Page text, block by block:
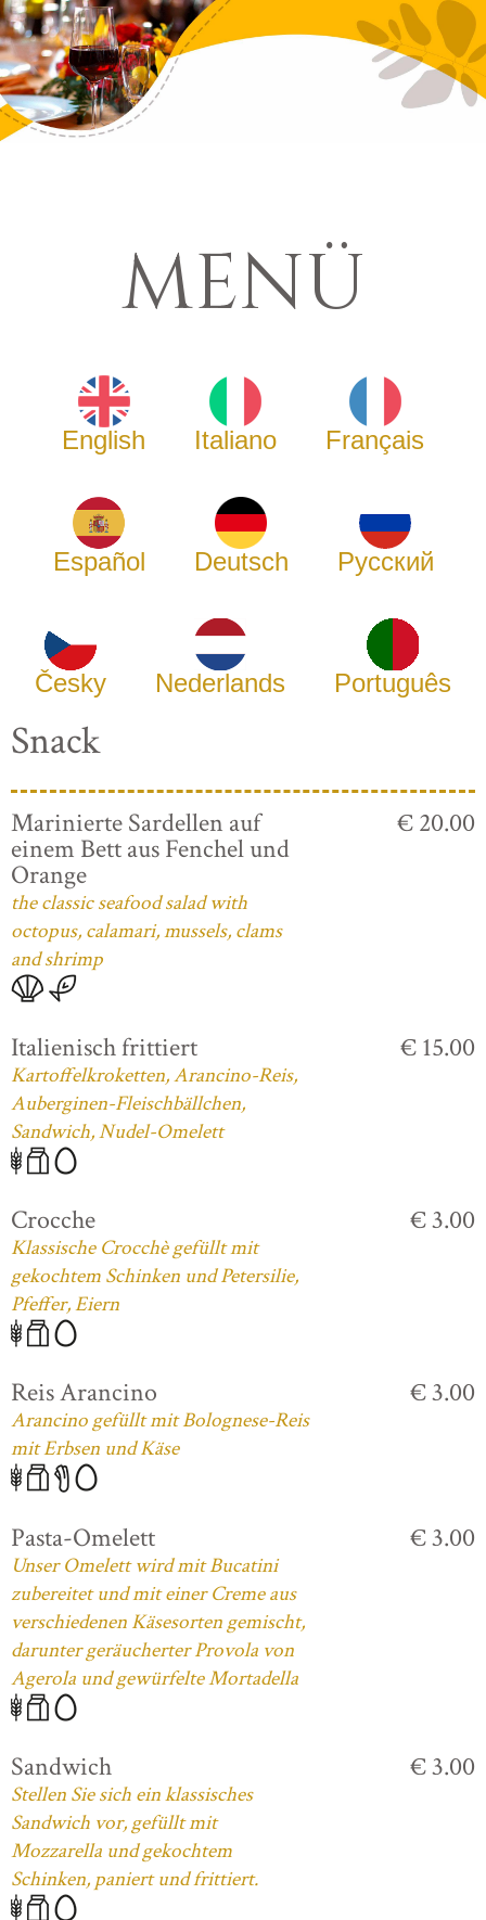
MENÜ
English Italiano Français
Español Deutsch Русский
Česky Nederlands Português
Snack
Marinierte Sardellen auf
einem Bett aus Fenchel und
Orange
the classic seafood salad with
octopus, calamari, mussels, clams
and shrimp
€ 20.00
Italienisch frittiert
Kartoffelkroketten, Arancino-Reis,
Auberginen-Fleischbällchen,
Sandwich, Nudel-Omelett
€ 15.00
Crocche
Klassische Crocchè gefüllt mit
gekochtem Schinken und Petersilie,
Pfeffer, Eiern
€ 3.00
Reis Arancino
Arancino gefüllt mit Bolognese-Reis
mit Erbsen und Käse
€ 3.00
Pasta-Omelett
Unser Omelett wird mit Bucatini
zubereitet und mit einer Creme aus
verschiedenen Käsesorten gemischt,
darunter geräucherter Provola von
Agerola und gewürfelte Mortadella
€ 3.00
Sandwich
Stellen Sie sich ein klassisches
Sandwich vor, gefüllt mit
Mozzarella und gekochtem
Schinken, paniert und frittiert.
€ 3.00